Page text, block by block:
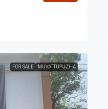
FOR SALE MUVATTUPUZHA